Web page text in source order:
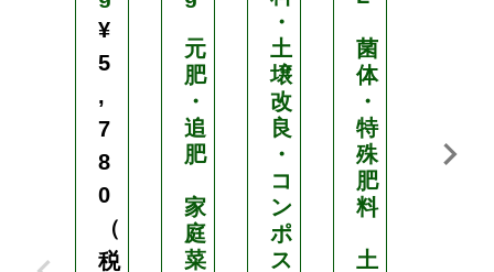
¥
5
,
7
8
0
（
税
元
肥
・
追
肥
家
庭
菜
・
土
壌
改
良
・
コ
ン
ポ
ス
菌
体
・
特
殊
肥
料
土